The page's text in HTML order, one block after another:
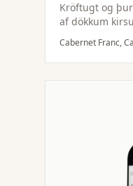
Kröftugt og
af dökkum
og fíngerðum
dökkt í munni
kryddaðri eik